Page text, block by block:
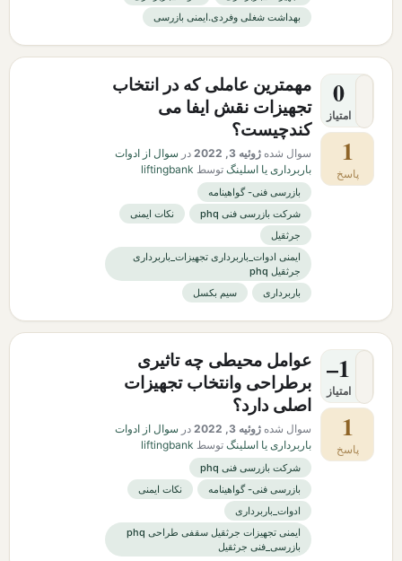
بهداشت شغلی وفردی.ایمنی بازرسی
0
امتیاز
1
پاسخ
مهمترین عاملی که در انتخاب
تجهیزات نقش ایفا می
کندچیست؟
سوال شده ژوئیه 3, 2022 در سوال از ادوات
باربرداری یا اسلینگ توسط liftingbank
بازرسی فنی- گواهینامه
شرکت بازرسی فنی phq
نکات ایمنی
جرثقیل
ایمنی ادوات_باربرداری تجهیزات_باربرداری
جرثقیل phq
باربرداری
سیم بکسل
–1
امتیاز
1
پاسخ
عوامل محیطی چه تاثیری
برطراحی وانتخاب تجهیزات
اصلی دارد؟
سوال شده ژوئیه 3, 2022 در سوال از ادوات
باربرداری یا اسلینگ توسط liftingbank
شرکت بازرسی فنی phq
بازرسی فنی- گواهینامه
نکات ایمنی
ادوات_باربرداری
ایمنی تجهیزات جرثقیل سقفی طراحی phq
بازرسی_فنی جرثقیل